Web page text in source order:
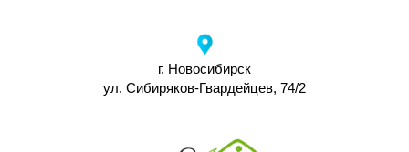
г. Новосибирск
ул. Сибиряков-Гвардейцев, 74/2